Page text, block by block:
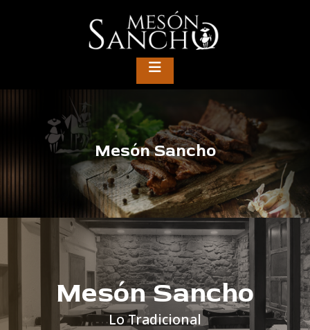
Mesón Sancho
Mesón Sancho
Lo Tradicional